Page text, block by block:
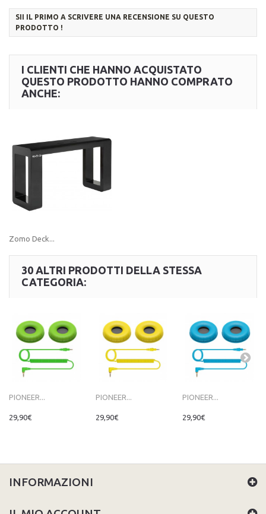
SII IL PRIMO A SCRIVERE UNA RECENSIONE SU QUESTO
PRODOTTO !
I CLIENTI CHE HANNO ACQUISTATO
QUESTO PRODOTTO HANNO COMPRATO
ANCHE:
Zomo Deck...
30 ALTRI PRODOTTI DELLA STESSA
CATEGORIA:
PIONEER...
29,90€
PIONEER...
29,90€
PIONEER...
29,90€
INFORMAZIONI